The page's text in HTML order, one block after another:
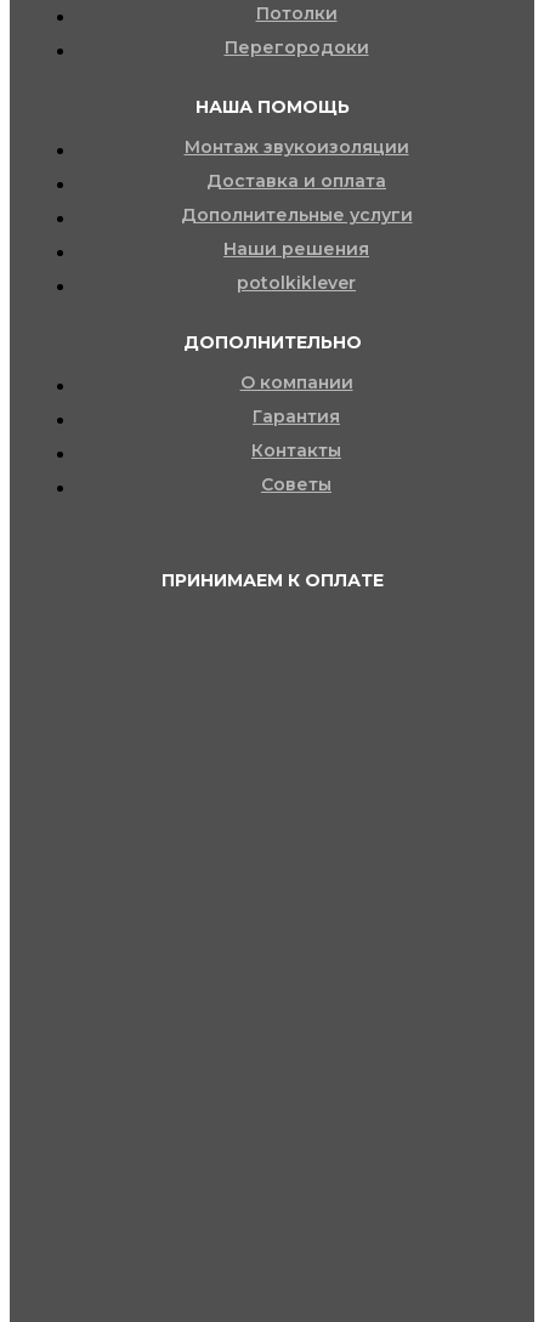
Потолки
Перегородоки
НАША ПОМОЩЬ
Монтаж звукоизоляции
Доставка и оплата
Дополнительные услуги
Наши решения
potolkiklever
ДОПОЛНИТЕЛЬНО
О компании
Гарантия
Контакты
Советы
ПРИНИМАЕМ К ОПЛАТЕ